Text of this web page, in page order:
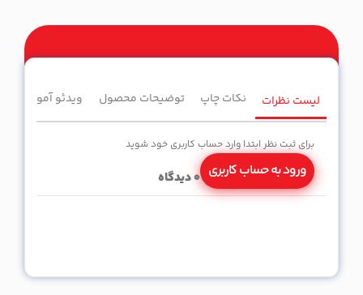
لیست نظرات نکات چاپ توضیحات محصول ویدئو آموزشی
برای ثبت نظر ابتدا وارد حساب کاربری خود شوید
ورود به حساب کاربری 0دیدگاه